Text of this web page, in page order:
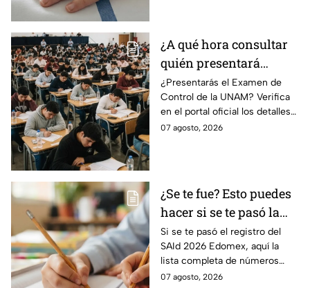
¿A qué hora consultar
quién presentará
examen de control?
¿Presentarás el Examen de
Control de la UNAM? Verifica
en el portal oficial los detalles
de tu cita y los puntajes
07 agosto, 2026
¿Se te fue? Esto puedes
hacer si se te pasó la
fecha de preinscripción
SAID Edomex 2026
Si se te pasó el registro del
SAId 2026 Edomex, aquí la
lista completa de números
telefónicos y correos de
07 agosto, 2026